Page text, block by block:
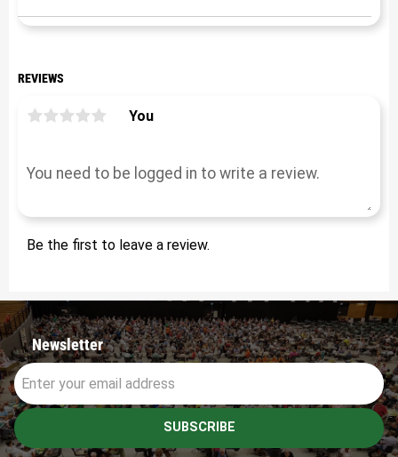
REVIEWS
You
Be the first to leave a review.
Newsletter
SUBSCRIBE